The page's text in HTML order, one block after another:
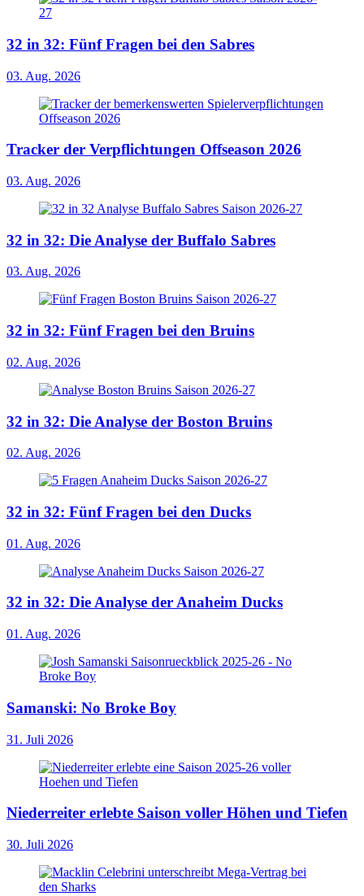
32 in 32: Fünf Fragen bei den Sabres
03. Aug. 2026
Tracker der Verpflichtungen Offseason 2026
03. Aug. 2026
32 in 32: Die Analyse der Buffalo Sabres
03. Aug. 2026
32 in 32: Fünf Fragen bei den Bruins
02. Aug. 2026
32 in 32: Die Analyse der Boston Bruins
02. Aug. 2026
32 in 32: Fünf Fragen bei den Ducks
01. Aug. 2026
32 in 32: Die Analyse der Anaheim Ducks
01. Aug. 2026
Samanski: No Broke Boy
31. Juli 2026
Niederreiter erlebte Saison voller Höhen und Tiefen
30. Juli 2026